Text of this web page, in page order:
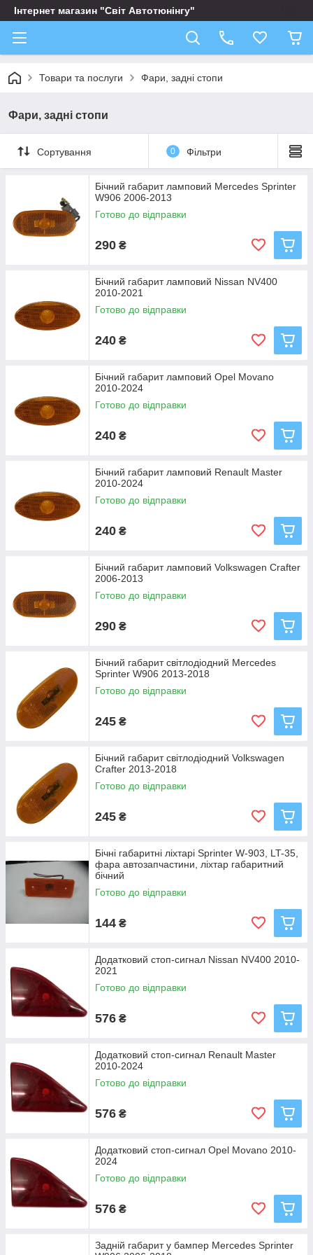
Інтернет магазин "Світ Автотюнінгу"
Товари та послуги Фари, задні стопи
Фари, задні стопи
Сортування 0 Фільтри
Бічний габарит ламповий Mercedes Sprinter
W906 2006-2013
Готово до відправки
290 ₴
Бічний габарит ламповий Nissan NV400
2010-2021
Готово до відправки
240 ₴
Бічний габарит ламповий Opel Movano
2010-2024
Готово до відправки
240 ₴
Бічний габарит ламповий Renault Master
2010-2024
Готово до відправки
240 ₴
Бічний габарит ламповий Volkswagen Crafter
2006-2013
Готово до відправки
290 ₴
Бічний габарит світлодіодний Mercedes
Sprinter W906 2013-2018
Готово до відправки
245 ₴
Бічний габарит світлодіодний Volkswagen
Crafter 2013-2018
Готово до відправки
245 ₴
Бічні габаритні ліхтарі Sprinter W-903, LT-35,
фара автозапчастини, ліхтар габаритний
бічний
Готово до відправки
144 ₴
Додатковий стоп-сигнал Nissan NV400 2010-
2021
Готово до відправки
576 ₴
Додатковий стоп-сигнал Renault Master
2010-2024
Готово до відправки
576 ₴
Додатковий стоп-сигнал Opel Movano 2010-
2024
Готово до відправки
576 ₴
Задній габарит у бампер Mercedes Sprinter